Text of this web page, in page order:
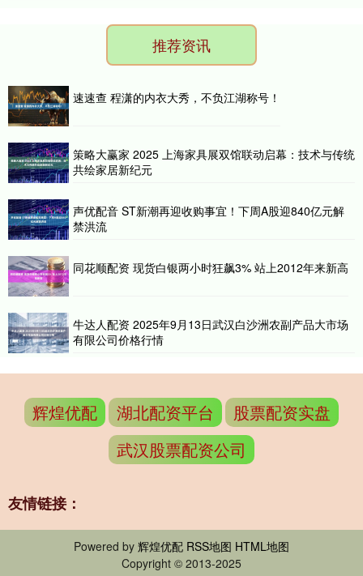
推荐资讯
速速查 程潇的内衣大秀，不负江湖称号！
策略大赢家 2025 上海家具展双馆联动启幕：技术与传统
共绘家居新纪元
声优配音 ST新潮再迎收购事宜！下周A股迎840亿元解
禁洪流
同花顺配资 现货白银两小时狂飙3% 站上2012年来新高
牛达人配资 2025年9月13日武汉白沙洲农副产品大市场
有限公司价格行情
辉煌优配 湖北配资平台
股票配资实盘
武汉股票配资公司
友情链接：
Powered by 辉煌优配 RSS地图 HTML地图
Copyright © 2013-2025